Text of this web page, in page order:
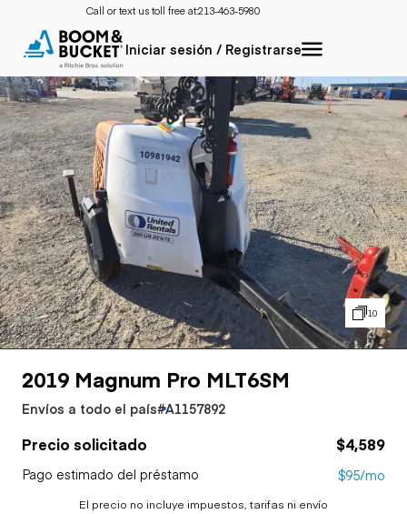
Call or text us toll free at:213-463-5980
Iniciar sesión / Registrarse
10
2019 Magnum Pro MLT6SM
Envíos a todo el país#A1157892
Precio solicitado $4,589
Pago estimado del préstamo $95/mo
El precio no incluye impuestos, tarifas ni envío